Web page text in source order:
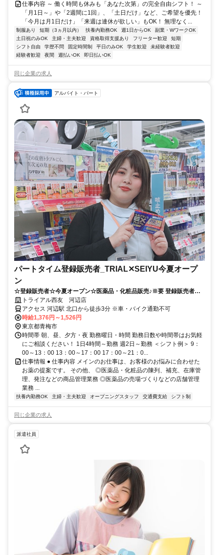
仕事内容 ～ 働く時間も休みも「あなた次第」の完全自由シフト！ ～
「月1日～」や「2週間に1回」、「土日だけ」など、ご希望を優先！
「今月は月1日だけ」「来週は連休が欲しい」もOK！ 無理なく...
制服あり 短期（3ヵ月以内） 扶養内勤務OK 週1日からOK
副業・WワークOK
土日祝のみOK
主婦・主夫歓迎 資格取得支援あり フリーター歓迎
短期
シフト自由
学歴不問 固定時間制 平日のみOK 学生歓迎
未経験者歓迎
経験者歓迎
夜間 週払いOK 即日払いOK
同じ企業の求人
アルバイト・パート
パートタイム登録販売者_TRIAL✕SEIYU今夏オープ
ン
☆登録販売者☆今夏オープン☆医薬品・化粧品販売♪※要 登録販売者資
格 トライアル西友 河辺店
アクセス 河辺駅 北口から徒歩3分 ※車・バイク通勤不可
時給1,376円～1,526円
東京都青梅市
時間帯 朝、昼、夕方・夜 勤務曜日・時間 勤務日数や時間帯はお気軽
にご相談ください！ 1日4時間～勤務 週2日～勤務 ＜シフト例＞ 9：
00～13：00 13：00～17：00 17：00～21：0...
仕事情報 ● 仕事内容 メインのお仕事は、お客様のお悩みに合わせた
お薬の提案です。 その他、 ◎医薬品・化粧品の陳列、補充、在庫管
理、発注などの商品管理業務 ◎医薬品の売場づくりなどの店舗管理
業務 ...
扶養内勤務OK 主婦・主夫歓迎 オープニングスタッフ 交通費支給 シフト制
同じ企業の求人
派遣社員